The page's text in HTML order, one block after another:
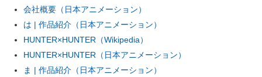
会社概要（日本アニメーション）
は | 作品紹介（日本アニメーション）
HUNTER×HUNTER（Wikipedia）
HUNTER×HUNTER（日本アニメーション）
ま | 作品紹介（日本アニメーション）